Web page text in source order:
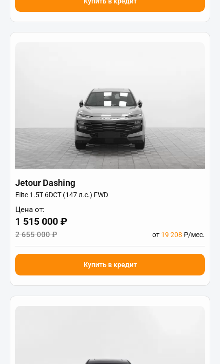
Jetour Dashing
Elite 1.5T 6DCT (147 л.с.) FWD
Цена от:
1 515 000 ₽
2 655 000 ₽ от 19 208 ₽/мес.
Купить в кредит